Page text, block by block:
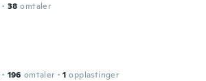
· 38 omtaler
· 196 omtaler · 1 opplastinger